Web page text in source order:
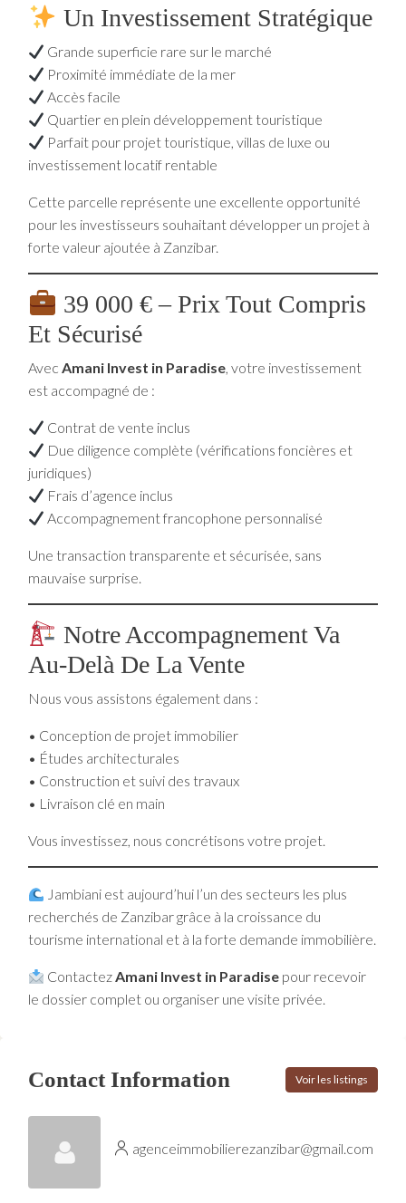
Un Investissement Stratégique
Grande superficie rare sur le marché
Proximité immédiate de la mer
Accès facile
Quartier en plein développement touristique
Parfait pour projet touristique, villas de luxe ou
investissement locatif rentable
Cette parcelle représente une excellente opportunité
pour les investisseurs souhaitant développer un projet à
forte valeur ajoutée à Zanzibar.
39 000 € – Prix Tout Compris
Et Sécurisé
Avec Amani Invest in Paradise, votre investissement
est accompagné de :
Contrat de vente inclus
Due diligence complète (vérifications foncières et
juridiques)
Frais d’agence inclus
Accompagnement francophone personnalisé
Une transaction transparente et sécurisée, sans
mauvaise surprise.
Notre Accompagnement Va
Au-Delà De La Vente
Nous vous assistons également dans :
• Conception de projet immobilier
• Études architecturales
• Construction et suivi des travaux
• Livraison clé en main
Vous investissez, nous concrétisons votre projet.
Jambiani est aujourd’hui l’un des secteurs les plus
recherchés de Zanzibar grâce à la croissance du
tourisme international et à la forte demande immobilière.
ContactezAmani Invest in Paradise pour recevoir
le dossier complet ou organiser une visite privée.
Contact Information Voir les listings
agenceimmobilierezanzibar@gmail.com